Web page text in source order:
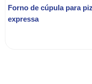
Forno de cúpula para
expressa